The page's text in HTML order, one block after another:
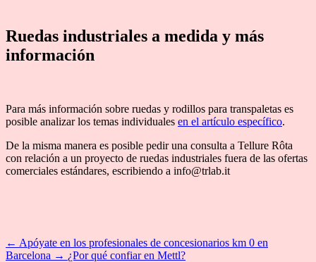
Ruedas industriales a medida y más
información
Para más información sobre ruedas y rodillos para transpaletas es
posible analizar los temas individuales en el artículo específico.
De la misma manera es posible pedir una consulta a Tellure Rôta
con relación a un proyecto de ruedas industriales fuera de las ofertas
comerciales estándares, escribiendo a info@trlab.it
← Apóyate en los profesionales de concesionarios km 0 en
Barcelona → ¿Por qué confiar en Mettl?